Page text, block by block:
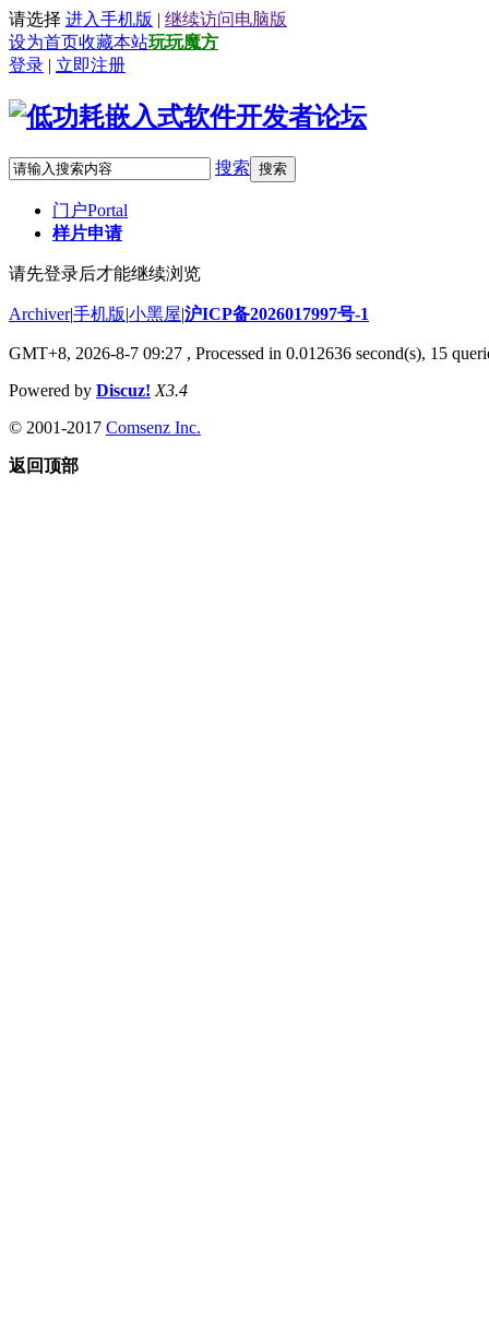
请选择 进入手机版 | 继续访问电脑版
设为首页收藏本站玩玩魔方
登录 | 立即注册
搜索 搜索
门户Portal
样片申请
请先登录后才能继续浏览
Archiver|手机版|小黑屋|沪ICP备2026017997号-1
GMT+8, 2026-8-7 09:27 , Processed in 0.012636 second(s), 15
Powered by Discuz! X3.4
© 2001-2017 Comsenz Inc.
返回顶部